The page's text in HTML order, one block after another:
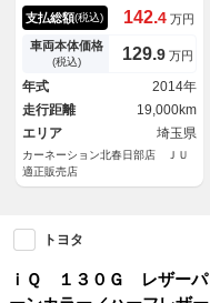
用２トーンカラー／ハーフレザ
ーシート／フォグランプ／オー
トエアコン／スマートキー／プ
ッシュスタート／純正ＳＤナビ
（ＣＤ・ＤＶＤ・フルセグ・Ｂ
ｌｕｅｔｏｏｔｈ）／バックカ
メラ／純正ドラレコ／ＥＴＣ
支払総額(税込) 142.4 万円
車両本体価格
(税込) 129.9 万円
年式
2014年
走行距離
19,000km
エリア
埼玉県
カーネーション北春日部店 ＪＵ
適正販売店
トヨタ
ｉＱ １３０Ｇ レザーパ